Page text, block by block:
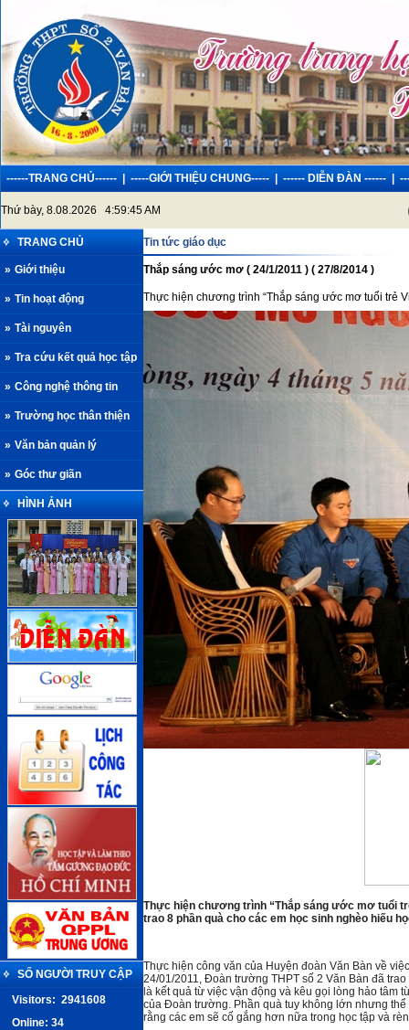
------TRANG CHỦ------ -----GIỚI THIỆU CHUNG----- ------ DIỄN ĐÀN ------
Thứ bày, 8.08.2026 4:59:45 AM
TRANG CHỦ
» Giới thiệu
» Tin hoạt động
» Tài nguyên
» Tra cứu kết quả học tập
» Công nghệ thông tin
» Trường học thân thiện
» Văn bản quản lý
» Góc thư giãn
HÌNH ẢNH
SỐ NGƯỜI TRUY CẬP
Visitors: 2941608
Online: 34
Tin tức giáo dục
Thắp sáng ước mơ ( 24/1/2011 ) ( 27/8/2014 )
Thực hiện chương trình “Thắp sáng ước mơ tuổi trẻ
Thực hiện chương trình “Thắp sáng ước mơ tuổi
trao 8 phần quà cho các em học sinh nghèo hiếu
Thực hiện công văn của Huyện đoàn Văn Bàn về
24/01/2011, Đoàn trường THPT số 2 Văn Bàn đã
là kết quả từ việc vận động và kêu gọi lòng hảo tâm
của Đoàn trường. Phần quà tuy không lớn nhưng
rằng các em sẽ cố gắng hơn nữa trong học tập và